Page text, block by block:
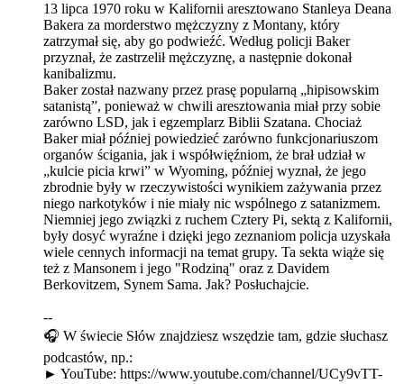
13 lipca 1970 roku w Kalifornii aresztowano Stanleya Deana
Bakera za morderstwo mężczyzny z Montany, który
zatrzymał się, aby go podwieźć. Według policji Baker
przyznał, że zastrzelił mężczyznę, a następnie dokonał
kanibalizmu.
Baker został nazwany przez prasę popularną „hipisowskim
satanistą”, ponieważ w chwili aresztowania miał przy sobie
zarówno LSD, jak i egzemplarz Biblii Szatana. Chociaż
Baker miał później powiedzieć zarówno funkcjonariuszom
organów ścigania, jak i współwięźniom, że brał udział w
„kulcie picia krwi” w Wyoming, później wyznał, że jego
zbrodnie były w rzeczywistości wynikiem zażywania przez
niego narkotyków i nie miały nic wspólnego z satanizmem.
Niemniej jego związki z ruchem Cztery Pi, sektą z Kalifornii,
były dosyć wyraźne i dzięki jego zeznaniom policja uzyskała
wiele cennych informacji na temat grupy. Ta sekta wiąże się
też z Mansonem i jego "Rodziną" oraz z Davidem
Berkovitzem, Synem Sama. Jak? Posłuchajcie.
--
🎧 W świecie Słów znajdziesz wszędzie tam, gdzie słuchasz
podcastów, np.:
► YouTube: https://www.youtube.com/channel/UCy9vTT-